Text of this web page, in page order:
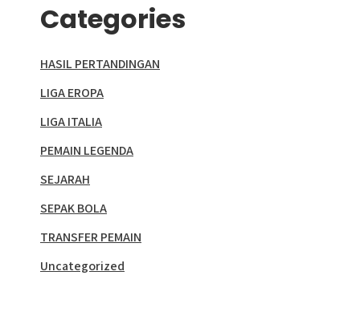
Categories
HASIL PERTANDINGAN
LIGA EROPA
LIGA ITALIA
PEMAIN LEGENDA
SEJARAH
SEPAK BOLA
TRANSFER PEMAIN
Uncategorized